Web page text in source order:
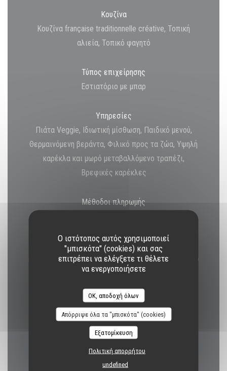
Ο ιστότοπος αυτός χρησιμοποιεί
"μπισκότα" (cookies) και σας
επιτρέπει να ελέγξετε τι θέλετε
να ενεργοποιήσετε
OK, αποδοχή όλων
Απόρριψε όλα τα "μπισκότα" (cookies)
Εξατομίκευση
Πολιτική απορρήτου
undefined
Κουζίνα
Κουζίνα française traditionnelle créative, Τοπική
αλιεία, Τοπικό φαγητό
Τύπος επιχείρησης
Εστιατόριο με μπαρ
Υπηρεσίες
Πιάτα Veggie, Ιδιωτική μίσθωση, Παιδικό μενού,
Θερμαινόμενη βεράντα, Φιλικό προς τα ζώα, Υψηλή
καρέκλα και μωρό μεταβαλλόμενο τραπέζι,
Βρεφικές καρέκλες
Μέθοδοι πληρωμής
Amex, Apple Pay, Εστιατόριο Ticket, Χρώμα χωρίς
(μοναδικό μινι midi)Εστιατόριο Titres (μοναδικό μινι
midi), Eurocard / Mastercard, Το εστιατόριο TitresΤο
εστιατόριο Titres, Μετρητά, Μουσικοδιδάσκαλος,
Visa, Κουπόνια διακοπών, American Express,
Χρεωστική κάρτα
Ώρες λειτουργίας